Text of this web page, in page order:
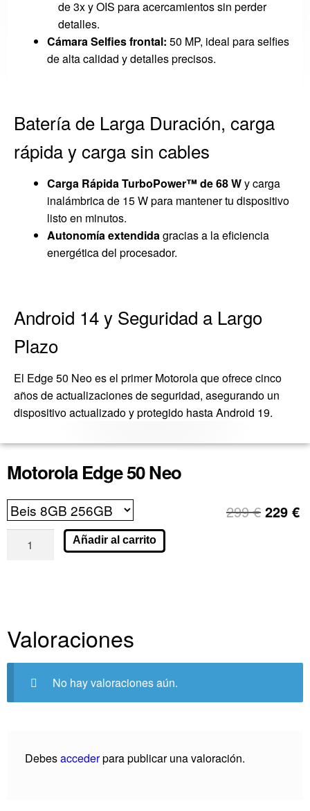
de 3x y OIS para acercamientos sin perder
detalles.
Cámara Selfies frontal: 50 MP, ideal para selfies
de alta calidad y detalles precisos.
Batería de Larga Duración, carga
rápida y carga sin cables
Carga Rápida TurboPower™ de 68 Wy carga
inalámbrica de 15 W para mantener tu dispositivo
listo en minutos.
Autonomía extendidagracias a la eficiencia
energética del procesador.
Android 14 y Seguridad a Largo
Plazo
El Edge 50 Neo es el primer Motorola que ofrece cinco
años de actualizaciones de seguridad, asegurando un
dispositivo actualizado y protegido hasta Android 19.
Motorola Edge 50 Neo
299€ 229 €
Añadir al carrito
Valoraciones
No hay valoraciones aún.
Debesaccederpara publicar una valoración.